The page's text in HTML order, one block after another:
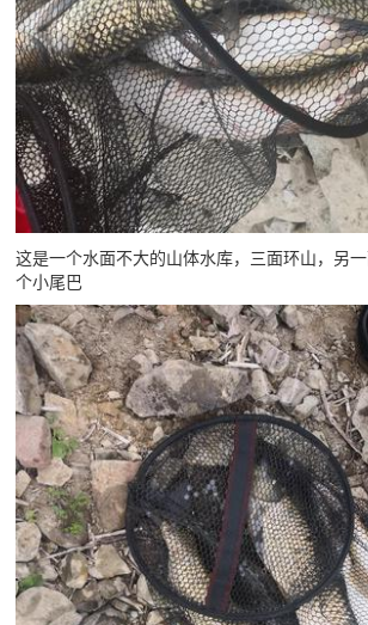
这是一个水面不大的山体水库，三面环山，另
个小尾巴